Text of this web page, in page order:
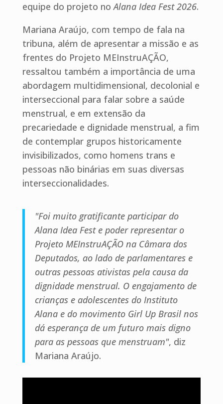
equipe do projeto noAlana Idea Fest 2026.
Mariana Araújo, com tempo de fala na
tribuna, além de apresentar a missão e as
frentes do Projeto MEInstruAÇÃO,
ressaltou também a importância de uma
abordagem multidimensional, decolonial e
interseccional para falar sobre a saúde
menstrual, e em extensão da
precariedade e dignidade menstrual, a fim
de contemplar grupos historicamente
invisibilizados, como homens trans e
pessoas não binárias em suas diversas
interseccionalidades.
"Foi muito gratificante participar do
Alana Idea Fest e poder representar o
Projeto MEInstruAÇÃO na Câmara dos
Deputados, ao lado de parlamentares e
outras pessoas ativistas pela causa da
dignidade menstrual. O engajamento de
crianças e adolescentes do Instituto
Alana e do movimento Girl Up Brasil nos
dá esperança de um futuro mais digno
para as pessoas que menstruam", diz
Mariana Araújo.